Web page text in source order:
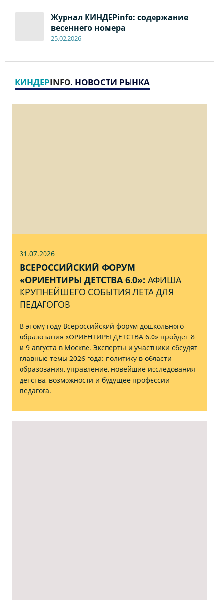
Журнал КИНДЕРinfo: содержание
весеннего номера
25.02.2026
КИНДЕРINFO. НОВОСТИ РЫНКА
31.07.2026
ВСЕРОССИЙСКИЙ ФОРУМ
«ОРИЕНТИРЫ ДЕТСТВА 6.0»: АФИША
КРУПНЕЙШЕГО СОБЫТИЯ ЛЕТА ДЛЯ
ПЕДАГОГОВ
В этому году Всероссийский форум дошкольного
образования «ОРИЕНТИРЫ ДЕТСТВА 6.0» пройдет 8
и 9 августа в Москве. Эксперты и участники обсудят
главные темы 2026 года: политику в области
образования, управление, новейшие исследования
детства, возможности и будущее профессии
педагога.